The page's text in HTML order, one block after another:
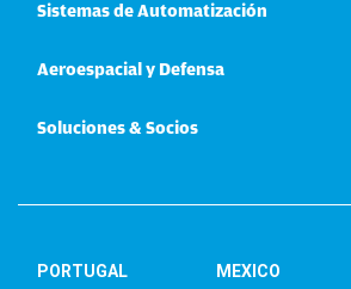
Sistemas de Automatización
Aeroespacial y Defensa
Soluciones & Socios
PORTUGAL
MEXICO